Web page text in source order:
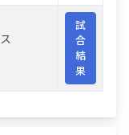
試
合
結
果